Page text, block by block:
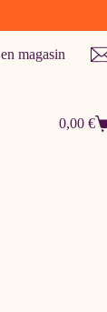
magasin
Panier
0,00 €